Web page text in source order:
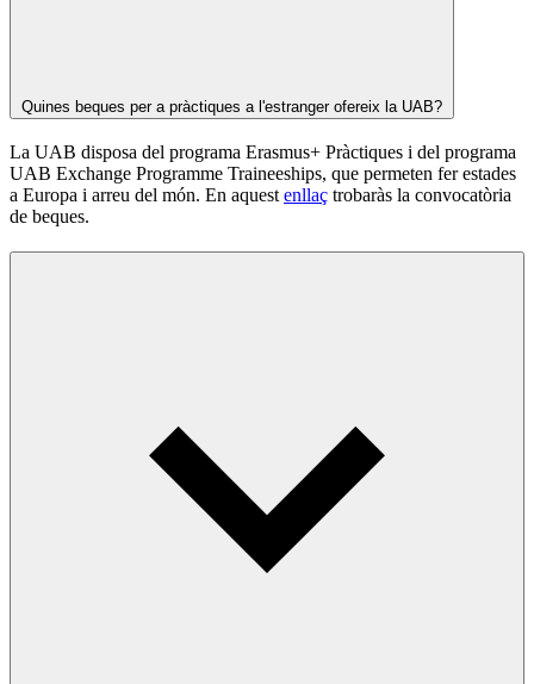
Quines beques per a pràctiques a l'estranger ofereix la UAB?
La UAB disposa del programa Erasmus+ Pràctiques i del programa
UAB Exchange Programme Traineeships, que permeten fer estades
a Europa i arreu del món. En aquestenllaç trobaràs la convocatòria
de beques.